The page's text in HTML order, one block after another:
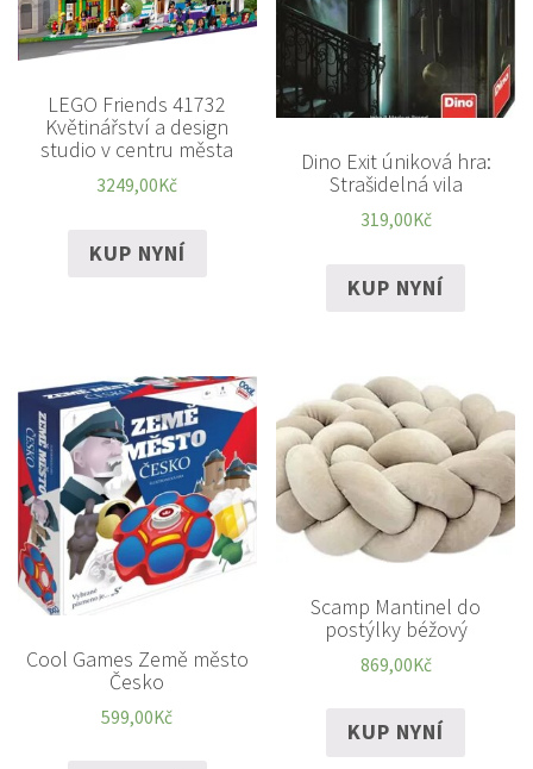
LEGO Friends 41732
Květinářství a design
studio v centru města
3249,00Kč
KUP NYNÍ
Dino Exit úniková hra:
Strašidelná vila
319,00Kč
KUP NYNÍ
Cool Games Země město
Česko
599,00Kč
Scamp Mantinel do
postýlky béžový
869,00Kč
KUP NYNÍ